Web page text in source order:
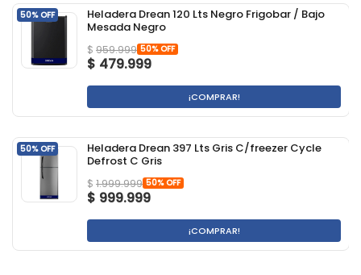
50% OFF
Heladera Drean 120 Lts Negro Frigobar / Bajo
Mesada Negro
$ 959.999 50% OFF
$ 479.999
¡COMPRAR!
50% OFF
Heladera Drean 397 Lts Gris C/freezer Cycle
Defrost C Gris
$ 1.999.999 50% OFF
$ 999.999
¡COMPRAR!